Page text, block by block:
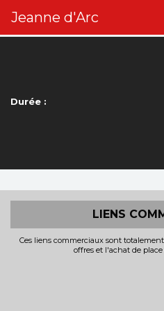
Jeanne d'Arc
Durée :
LIENS
Ces liens commerciaux sont
offres et l'achat de